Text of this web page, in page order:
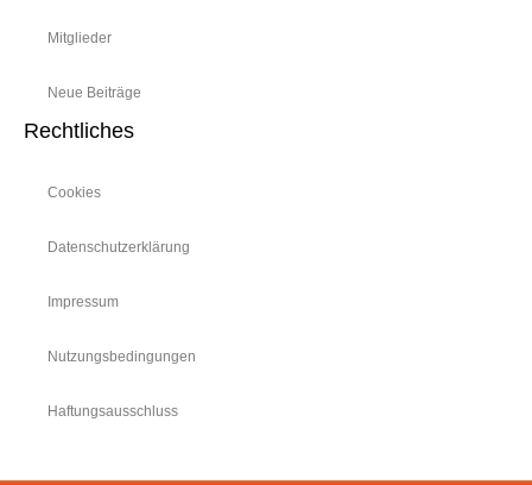
Mitglieder
Neue Beiträge
Rechtliches
Cookies
Datenschutzerklärung
Impressum
Nutzungsbedingungen
Haftungsausschluss